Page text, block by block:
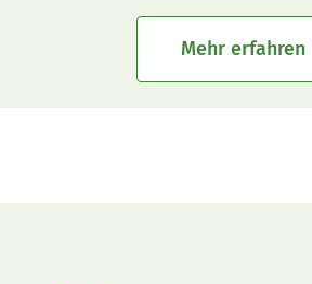
Mehr erfahren